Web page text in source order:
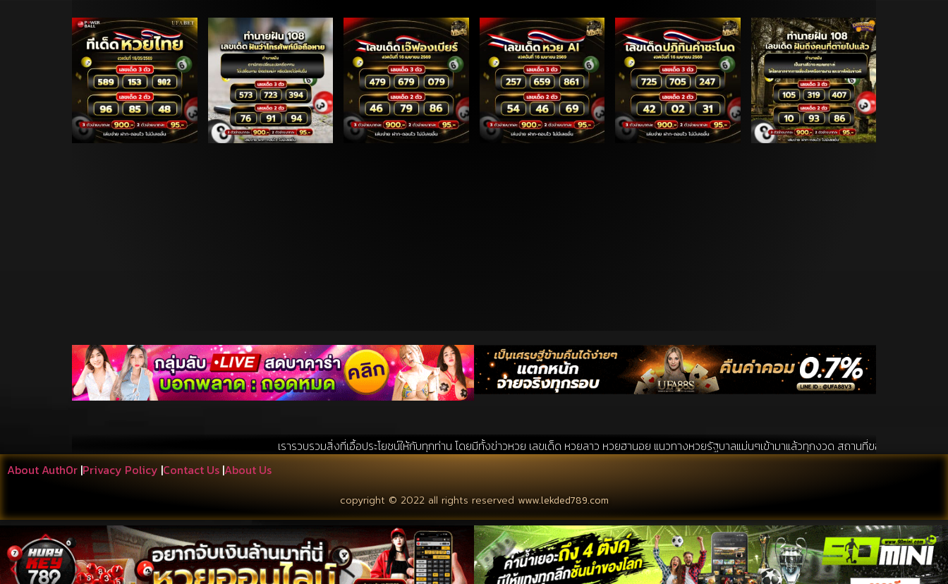
เรารวบรวมสิ่งที่เอื้อประโยชน์ให้กับทุกท่าน โดยมีทั้งข่าวหวย เลขเด็ด หวยลาว หวยฮานอย แนวทางหวยรัฐบาลแม่นๆเข้ามาแล้วทุกงวด สถานที่ขอหวยเป็นสถานที่ ที่ได้
About Auth0r |Privacy Policy |Contact Us |About Us
copyright © 2022 all rights reserved www.lekded789.com